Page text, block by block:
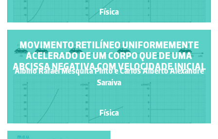
Física
MOVIMENTO RETILÍNEO UNIFORMEMENTE
ACELERADO DE UM CORPO QUE DE UMA
ABCISSA NEGATIVA COM VELOCIDADE INICIAL
Albino Rafael Mesquita Pinto e Carlos Alberto Alexandre
Saraiva
Física